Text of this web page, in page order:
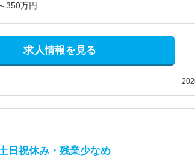
350万円
求人情報を見る
日祝休み・残業少なめ